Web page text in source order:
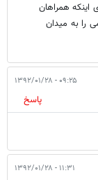
اینکه همراهان
را به میدان
۰۹:۲۵ - ۱۳۹۲/۰۱/۲۸
پاسخ
۱۱:۳۱ - ۱۳۹۲/۰۱/۲۸